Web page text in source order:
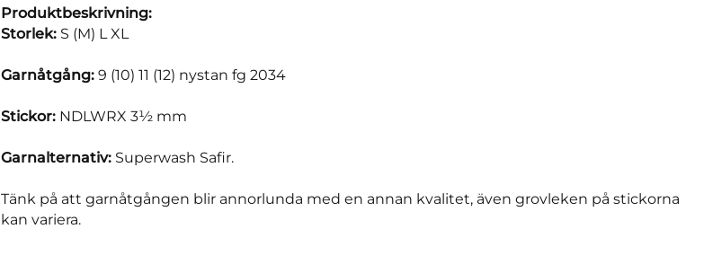
Produktbeskrivning:
Storlek: S (M) L XL
Garnåtgång: 9 (10) 11 (12) nystan fg 2034
Stickor: NDLWRX 3½ mm
Garnalternativ: Superwash Safir.
Tänk på att garnåtgången blir annorlunda med en annan kvalitet, även grovleken på stickorna
kan variera.